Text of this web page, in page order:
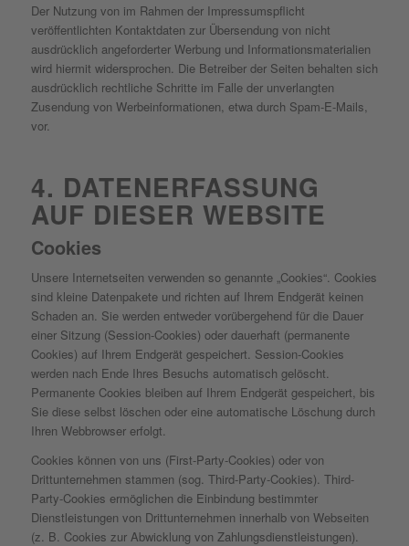
Der Nutzung von im Rahmen der Impressumspflicht
veröffentlichten Kontaktdaten zur Übersendung von nicht
ausdrücklich angeforderter Werbung und Informationsmaterialien
wird hiermit widersprochen. Die Betreiber der Seiten behalten sich
ausdrücklich rechtliche Schritte im Falle der unverlangten
Zusendung von Werbeinformationen, etwa durch Spam-E-Mails,
vor.
4. DATENERFASSUNG
AUF DIESER WEBSITE
Cookies
Unsere Internetseiten verwenden so genannte „Cookies“. Cookies
sind kleine Datenpakete und richten auf Ihrem Endgerät keinen
Schaden an. Sie werden entweder vorübergehend für die Dauer
einer Sitzung (Session-Cookies) oder dauerhaft (permanente
Cookies) auf Ihrem Endgerät gespeichert. Session-Cookies
werden nach Ende Ihres Besuchs automatisch gelöscht.
Permanente Cookies bleiben auf Ihrem Endgerät gespeichert, bis
Sie diese selbst löschen oder eine automatische Löschung durch
Ihren Webbrowser erfolgt.
Cookies können von uns (First-Party-Cookies) oder von
Drittunternehmen stammen (sog. Third-Party-Cookies). Third-
Party-Cookies ermöglichen die Einbindung bestimmter
Dienstleistungen von Drittunternehmen innerhalb von Webseiten
(z. B. Cookies zur Abwicklung von Zahlungsdienstleistungen).